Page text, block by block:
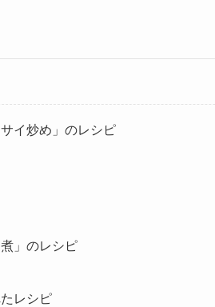
イ炒め」のレシピ
」のレシピ
レシピ